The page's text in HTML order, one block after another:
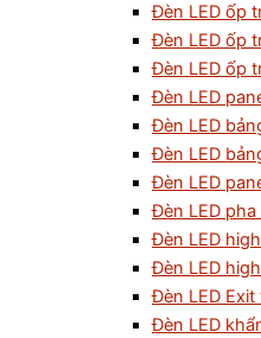
Đèn LED ốp
Đèn LED ốp
Đèn LED ốp
Đèn LED
Đèn LED
Đèn LED
Đèn LED
Đèn LED
Đèn LED
Đèn LED
Đèn LED
Đèn LED